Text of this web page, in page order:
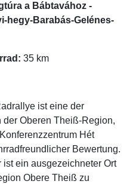
a Bábtavához -
hegy-Barabás-Gelénes-
35 km
ist eine der
Oberen Theiß-Region,
Hét
Bewertung.
ist ein ausgezeichneter Ort
Obere Theiß zu